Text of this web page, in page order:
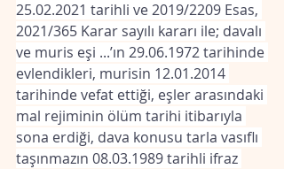
25.02.2021 tarihli ve 2019/2209 Esas,
2021/365 Karar sayılı kararı ile; davalı
ve muris eşi ...’ın 29.06.1972 tarihinde
evlendikleri, murisin 12.01.2014
tarihinde vefat ettiği, eşler arasındaki
mal rejiminin ölüm tarihi itibarıyla
sona erdiği, dava konusu tarla vasıflı
taşınmazın 08.03.1989 tarihli ifraz